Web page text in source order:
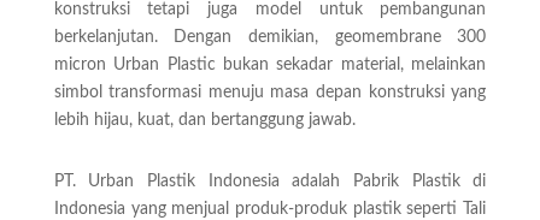
konstruksi tetapi juga model untuk pembangunan
berkelanjutan. Dengan demikian, geomembrane 300
micron Urban Plastic bukan sekadar material, melainkan
simbol transformasi menuju masa depan konstruksi yang
lebih hijau, kuat, dan bertanggung jawab.
PT. Urban Plastik Indonesia adalah Pabrik Plastik di
Indonesia yang menjual produk-produk plastik seperti Tali